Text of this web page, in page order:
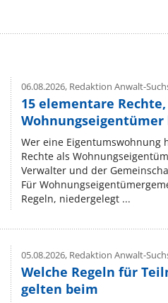
06.08.2026,Redaktion Anwalt-
15 elementare
Wer eine Eigentumswohnung
Rechte als
Verwalter und der
Für
Regeln, niedergelegt ...
05.08.2026,Redaktion Anwalt-
Welche Regeln für
gelten beim